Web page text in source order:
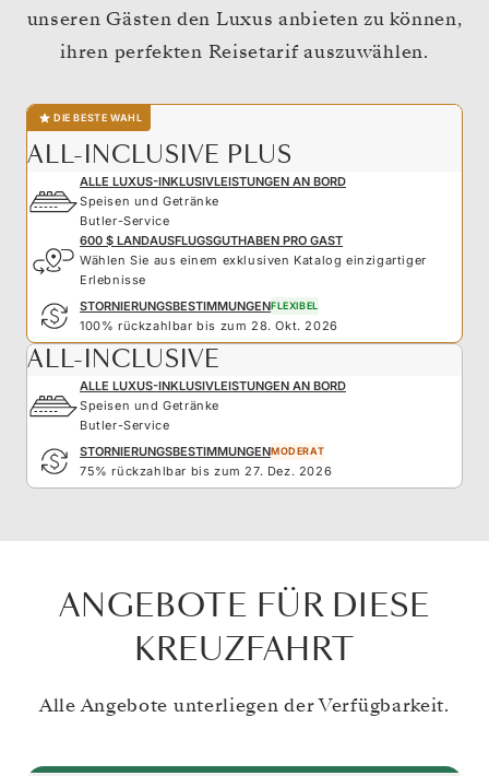
unseren Gästen den Luxus anbieten zu können,
ihren perfekten Reisetarif auszuwählen.
DIE BESTE WAHL
ALL-INCLUSIVE PLUS
ALLE LUXUS-INKLUSIVLEISTUNGEN AN BORD
Speisen und Getränke
Butler-Service
600 $ LANDAUSFLUGSGUTHABEN PRO GAST
Wählen Sie aus einem exklusiven Katalog einzigartiger
Erlebnisse
STORNIERUNGSBESTIMMUNGENFLEXIBEL
100% rückzahlbar bis zum 28. Okt. 2026
ALL-INCLUSIVE
ALLE LUXUS-INKLUSIVLEISTUNGEN AN BORD
Speisen und Getränke
Butler-Service
STORNIERUNGSBESTIMMUNGENMODERAT
75% rückzahlbar bis zum 27. Dez. 2026
ANGEBOTE FÜR DIESE
KREUZFAHRT
Alle Angebote unterliegen der Verfügbarkeit.